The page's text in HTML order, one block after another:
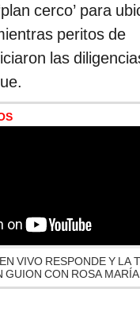
cerco’ para
peritos de
las
VIVO RESPONDE Y LA
GUION CON ROSA